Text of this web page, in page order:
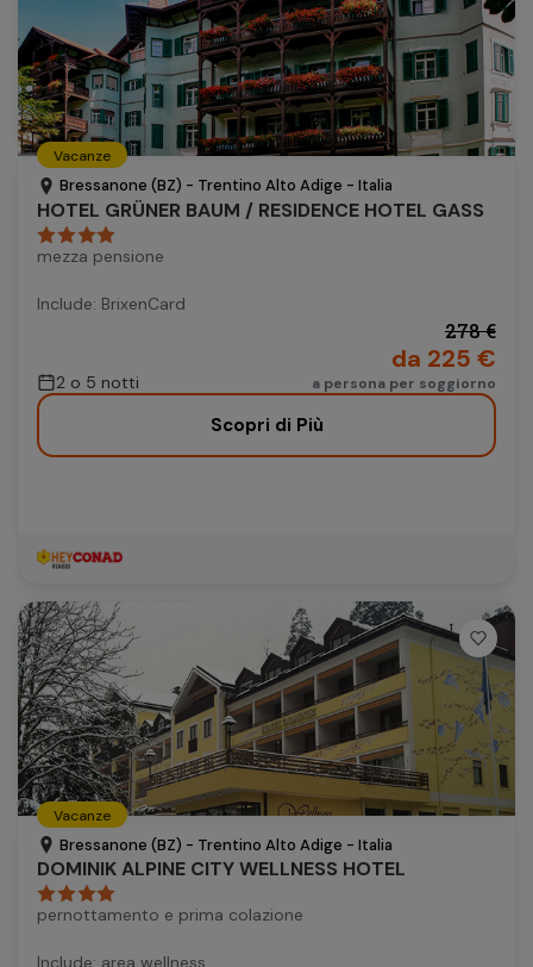
Vacanze
Bressanone (BZ) - Trentino Alto Adige - Italia
HOTEL GRÜNER BAUM / RESIDENCE HOTEL GASS
mezza pensione
Include: BrixenCard
2 o 5 notti
278 €
da 225 €
a persona per soggiorno
Scopri di Più
Vacanze
Bressanone (BZ) - Trentino Alto Adige - Italia
DOMINIK ALPINE CITY WELLNESS HOTEL
pernottamento e prima colazione
Include: area wellness